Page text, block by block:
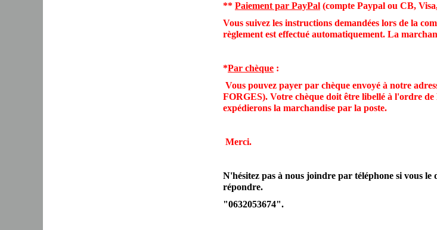
** Paiement par PayPal (compte Paypal ou CB,
Vous suivez les instructions demandées lors de la
règlement est effectué automatiquement. La
*Par chèque :
Vous pouvez payer par chèque envoyé à notre
FORGES). Votre chèque doit être libellé à l'ordre
expédierons la marchandise par la poste.
Merci.
N'hésitez pas à nous joindre par téléphone si vous
répondre.
"0632053674".